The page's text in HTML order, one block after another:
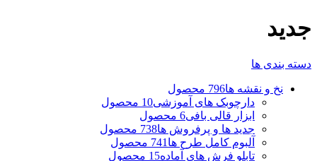
جدید
دسته بندی ها
نخ و نقشه ها796 محصول
دارچوبک های آموزشی10 محصول
ابزار قالی بافی6 محصول
جدید ها و پرفروش ها738 محصول
آلبوم کامل طرح ها 741 محصول
تابلو فرش های آماده15 محصول